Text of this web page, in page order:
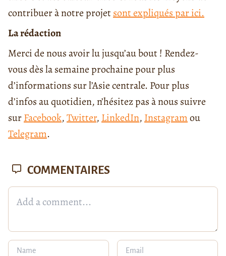
contribuer à notre projetsont expliqués par ici.
La rédaction
Merci de nous avoir lu jusqu’au bout ! Rendez-
vous dès la semaine prochaine pour plus
d’informations sur l’Asie centrale. Pour plus
d’infos au quotidien, n’hésitez pas à nous suivre
surFacebook,Twitter, LinkedIn, Instagramou
Telegram.
COMMENTAIRES